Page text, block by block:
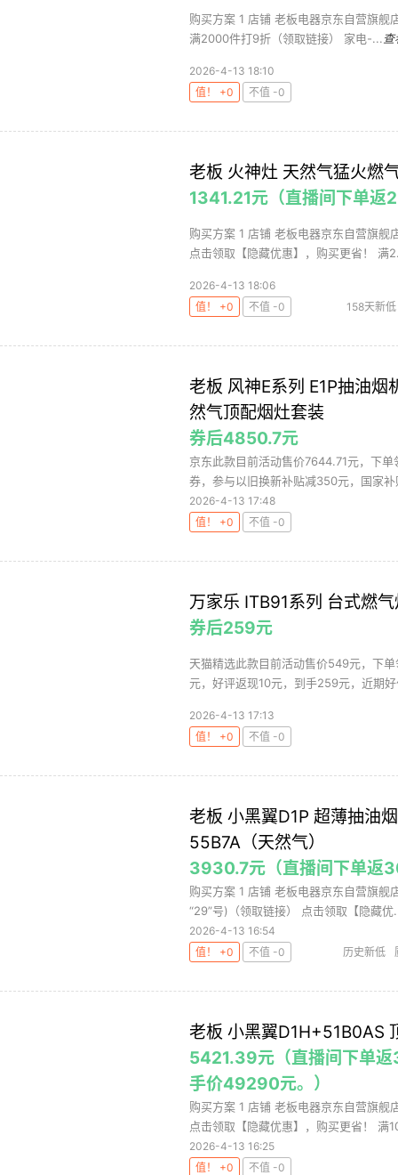
购买方案 1 店铺 老板电器京东自营旗
满2000件打9折（领取链接） 家电-...
2026-4-13 18:10
值！ +0
不值 -0
老板 火神灶 天然气猛火燃
1341.21元（直播间下单
购买方案 1 店铺 老板电器京东自营旗
点击领取【隐藏优惠】，购买更省！ 满
2026-4-13 18:06
值！ +0
不值 -0 158天新低
老板 风神E系列 E1P抽油
然气顶配烟灶套装
券后4850.7元
京东此款目前活动售价7644.71元，下
券，参与以旧换新补贴减350元，国家
2026-4-13 17:48
值！ +0
不值 -0
万家乐 ITB91系列 台式燃
券后259元
天猫精选此款目前活动售价549元，下
元，好评返现10元，到手259元，近期
2026-4-13 17:13
值！ +0
不值 -0
老板 小黑翼D1P 超薄抽油
55B7A（天然气）
3930.7元（直播间下单返
购买方案 1 店铺 老板电器京东自营旗
“29”号)（领取链接） 点击领取【隐藏优
2026-4-13 16:54
值！ +0
不值 -0 历史新低
老板 小黑翼D1H+51B0AS
5421.39元（直播间下单
手价49290元。）
购买方案 1 店铺 老板电器京东自营旗
点击领取【隐藏优惠】，购买更省！ 满
2026-4-13 16:25
值！ +0
不值 -0